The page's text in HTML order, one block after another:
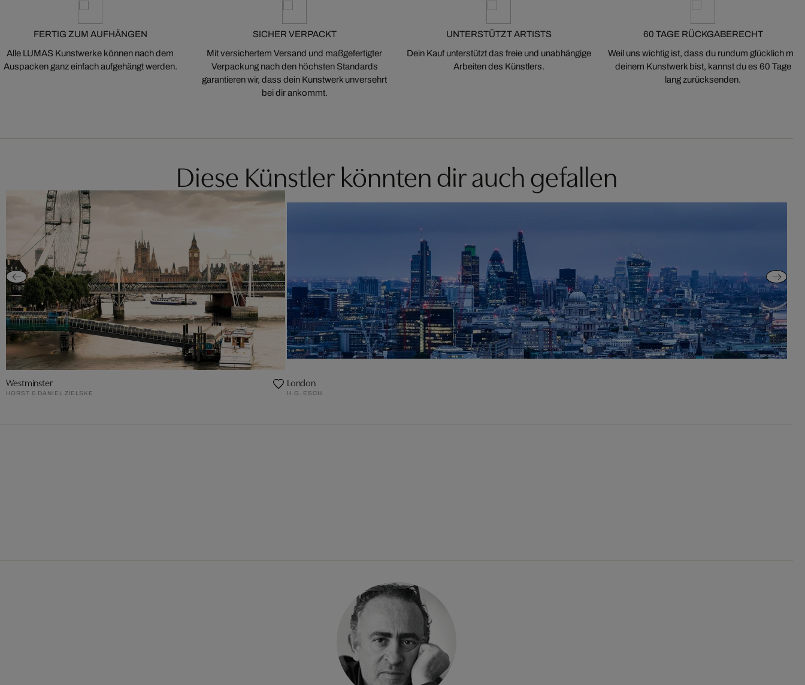
FERTIG ZUM AUFHÄNGEN
Alle LUMAS Kunstwerke können nach dem
Auspacken ganz einfach aufgehängt werden.
SICHER VERPACKT
Mit versichertem Versand und maßgefertigter
Verpackung nach den höchsten Standards
garantieren wir, dass dein Kunstwerk unversehrt
bei dir ankommt.
UNTERSTÜTZT ARTISTS
Dein Kauf unterstützt das freie und unabhängige
Arbeiten des Künstlers.
60 TAGE RÜCKGABERECHT
Weil uns wichtig ist, dass du rundum glücklich mit
deinem Kunstwerk bist, kannst du es 60 Tage
lang zurücksenden.
Diese Künstler könnten dir auch gefallen
Westminster
HORST & DANIEL ZIELSKE
London
H.G. ESCH